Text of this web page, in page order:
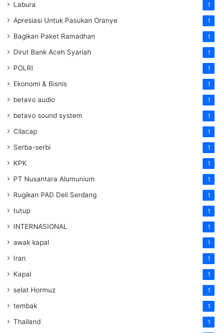
Labura 1
Apresiasi Untuk Pasukan Oranye 1
Bagikan Paket Ramadhan 1
Dirut Bank Aceh Syariah 1
POLRI 1
Ekonomi & Bisnis 1
betavo audio 1
betavo sound system 1
Cilacap 1
Serba-serbi 1
KPK 1
PT Nusantara Alumunium 1
Rugikan PAD Deli Serdang 1
tutup 1
INTERNASIONAL 1
awak kapal 1
Iran 1
Kapal 1
selat Hormuz 1
tembak 1
Thailand 1